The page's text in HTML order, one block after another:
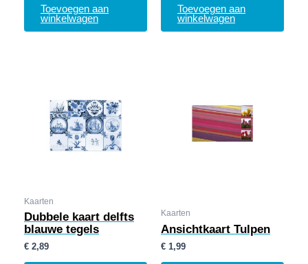
Toevoegen aan
winkelwagen
Toevoegen aan
winkelwagen
Kaarten
Dubbele kaart delfts
blauwe tegels
€ 2,89
Kaarten
Ansichtkaart Tulpen
€ 1,99